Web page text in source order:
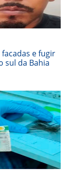
e fugir
sul da Bahia